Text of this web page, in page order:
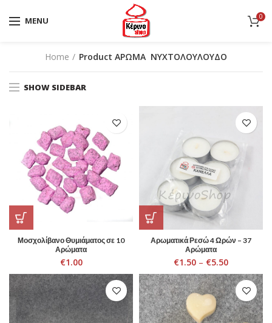
MENU 0
Home Product ΑΡΩΜΑ ΝΥΧΤΟΛΟΥΛΟΥΔΟ
SHOW SIDEBAR
Μοσχολίβανο Θυμιάματος σε 10
Αρώματα
€1.00
Αρωματικά Ρεσώ 4 Ωρών – 37
Αρώματα
€1.50 – €5.50